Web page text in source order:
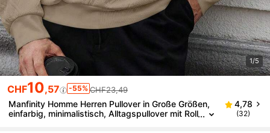
1/5
CHF10,57 -55% CHF23,49
Manfinity Homme Herren Pullover in Große Größen,
einfarbig, minimalistisch, Alltagspullover mit Roll
4,78
(32)